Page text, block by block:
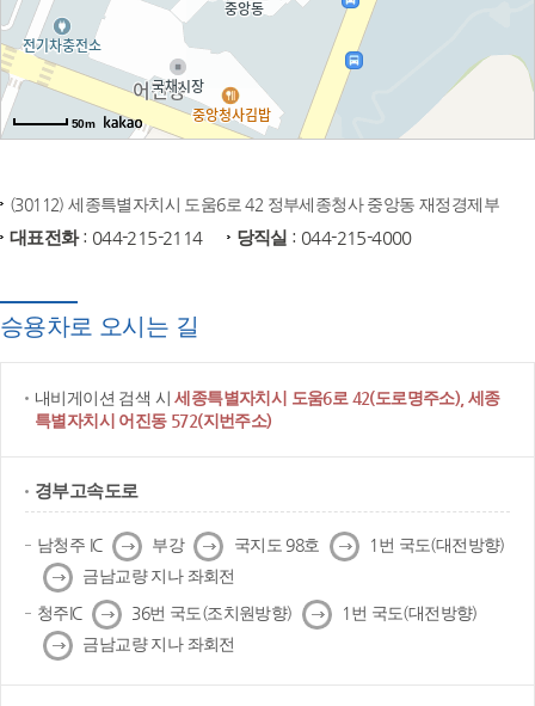
50m
(30112) 세종특별자치시 도움6로 42 정부세종청사 중앙동 재정경제부
대표전화: 044-215-2114 당직실 : 044-215-4000
승용차로 오시는 길
내비게이션 검색 시세종특별자치시 도움6로 42(도로명주소), 세종
특별자치시 어진동 572(지번주소)
경부고속도로
남청주 IC 다
음
부강 다
음
국지도 98호 다
음
1번 국도(대전방향)
다
음
금남교량 지나 좌회전
청주IC 다
음
36번 국도(조치원방향) 다
음
1번 국도(대전방향)
다
음
금남교량 지나 좌회전